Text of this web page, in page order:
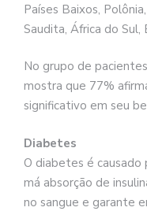
Países Baixos,
Saudita, África do Sul,
No grupo de
mostra que 77%
significativo em seu
Diabetes
O diabetes é causado
má absorção de
no sangue e garante